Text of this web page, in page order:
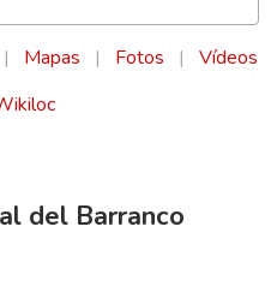
| Mapas | Fotos |
Vídeos
del Barranco